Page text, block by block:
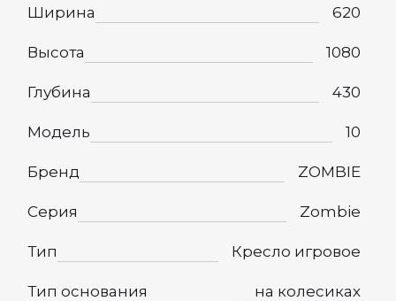
Ширина 620
Высота 1080
Глубина 430
Модель 10
Бренд ZOMBIE
Серия Zombie
Тип Кресло игровое
Тип основания на колесиках